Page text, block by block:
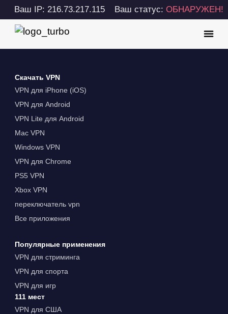
Ваш IP: 216.73.217.115 Ваш статус:ОБНАРУЖЕН!
Скачать VPN
VPN для iPhone (iOS)
VPN для Android
VPN Lite для Android
Mac VPN
Windows VPN
VPN для Chrome
PS5 VPN
Xbox VPN
переключатель vpn
Все приложения
Популярные применения
VPN для стриминга
VPN для спорта
VPN для игр
111 мест
VPN для США